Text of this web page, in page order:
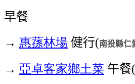
早餐
→ 惠蓀林場 健行(南投縣仁
→ 亞卓客家鄉土菜 午餐(